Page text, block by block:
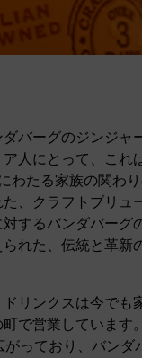
バーグのジンジャ
人にとって、これ
わたる家族の関わ
、クラフトブリュ
するバンダバーグ
れた、伝統と革新
リンクスは今でも
で営業しています
っており、バン